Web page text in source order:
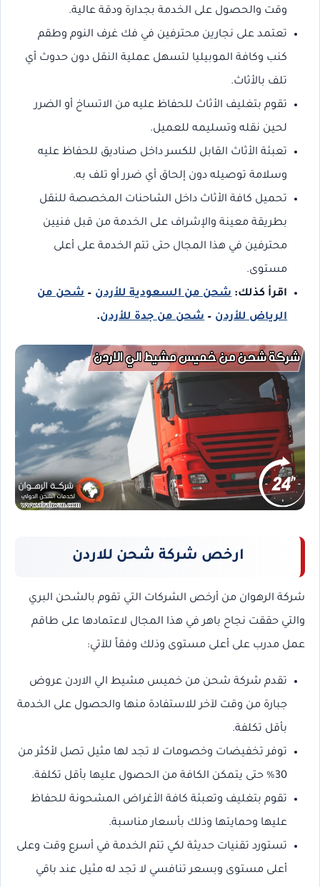
وقت والحصول على الخدمة بجدارة ودقة عالية.
تعتمد على نجارين محترفين في فك غرف النوم وطقم
كنب وكافة الموبيليا لتسهل عملية النقل دون حدوث أي
تلف بالأثاث.
تقوم بتغليف الأثاث للحفاظ عليه من الاتساخ أو الضرر
لحين نقله وتسليمه للعميل.
تعبئة الأثاث القابل للكسر داخل صناديق للحفاظ عليه
وسلامة توصيله دون إلحاق أي ضرر أو تلف به.
تحميل كافة الأثاث داخل الشاحنات المخصصة للنقل
بطريقة معينة والإشراف على الخدمة من قبل فنيين
محترفين في هذا المجال حتى تتم الخدمة على أعلى
مستوى.
اقرأ كذلك:شحن من السعودية للأردن –شحن من
الرياض للأردن –شحن من جدة للأردن.
ارخص شركة شحن للاردن
شركة الرهوان من أرخص الشركات التي تقوم بالشحن البري
والتي حققت نجاح باهر في هذا المجال لاعتمادها على طاقم
عمل مدرب على أعلى مستوى وذلك وفقاً للآتي:
تقدم شركة شحن من خميس مشيط الي الاردن عروض
جبارة من وقت لآخر للاستفادة منها والحصول على الخدمة
بأقل تكلفة.
توفر تخفيضات وخصومات لا تجد لها مثيل تصل لأكثر من
30% حتى يتمكن الكافة من الحصول عليها بأقل تكلفة.
تقوم بتغليف وتعبئة كافة الأغراض المشحونة للحفاظ
عليها وحمايتها وذلك بأسعار مناسبة.
تستورد تقنيات حديثة لكي تتم الخدمة في أسرع وقت وعلى
أعلى مستوى وبسعر تنافسي لا تجد له مثيل عند باقي